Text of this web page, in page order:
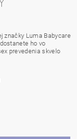
značky Luma Babycare
ho vo
prevedenia skvelo